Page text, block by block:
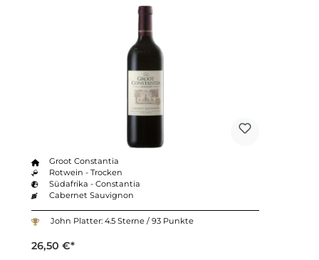
Groot Constantia
Rotwein - Trocken
Südafrika - Constantia
Cabernet Sauvignon
John Platter: 4.5 Sterne / 93 Punkte
26,50 €*